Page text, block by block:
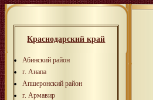
Краснодарский край
Абинский район
г. Анапа
Апшеронский район
г. Армавир